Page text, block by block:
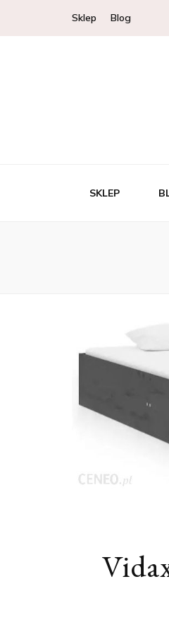
Sklep Blog
SKLEP